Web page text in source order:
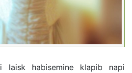
laisk habisemine klapib napi